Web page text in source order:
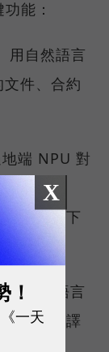
能：
用自然語言
件、合約
端 NPU 對
下快捷
測你的下
。
：打破語言
語言翻譯
X
一天